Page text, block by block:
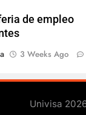
de empleo
3 Weeks Ago
Univisa